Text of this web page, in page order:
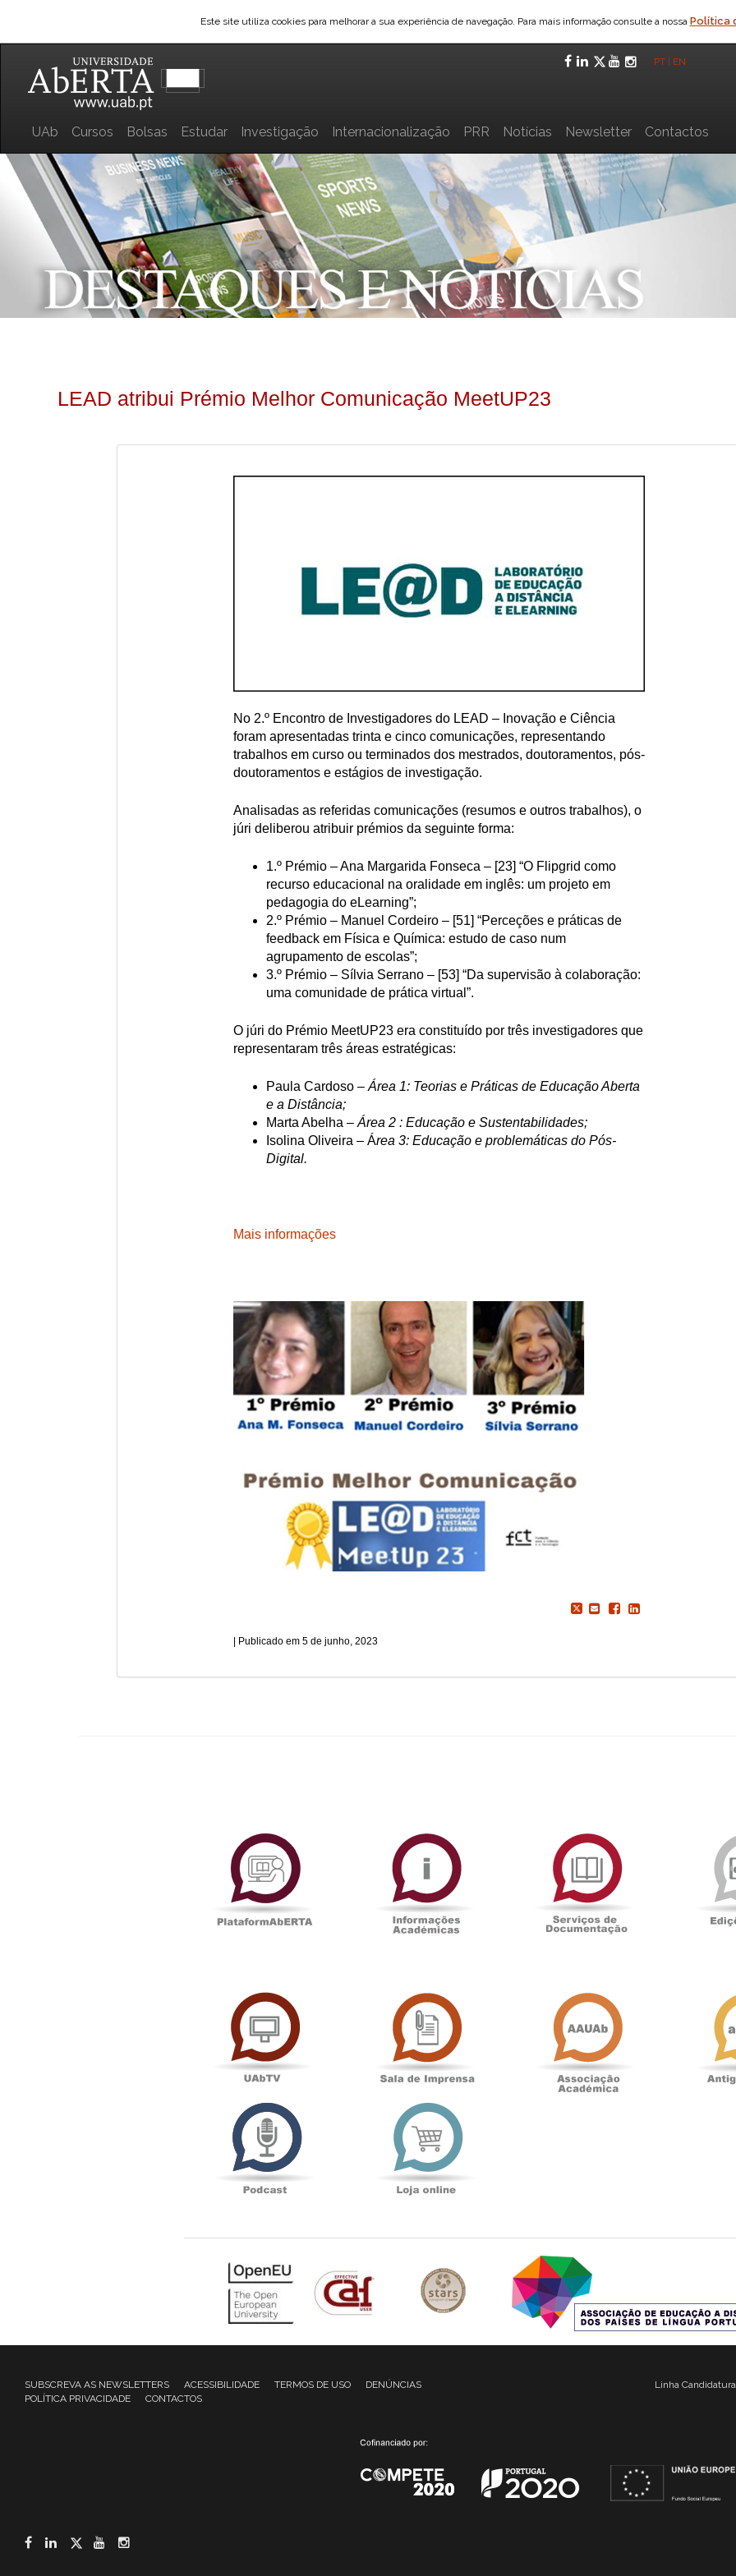
Este site utiliza cookies para melhorar a sua experiência de navegação. Para mais informação consulte a nossa Política
Facebook
LinkedIn
Twitter
YouTube
PT EN
UAb Cursos Bolsas Estudar Investigação Internacionalização PRR Notícias Newsletter Contactos
LEAD atribui Prémio Melhor Comunicação MeetUP23
No 2.º Encontro de Investigadores do LEAD – Inovação e Ciência
foram apresentadas trinta e cinco comunicações, representando
trabalhos em curso ou terminados dos mestrados, doutoramentos, pós-
doutoramentos e estágios de investigação.
Analisadas as referidas comunicações (resumos e outros trabalhos), o
júri deliberou atribuir prémios da seguinte forma:
1.º Prémio – Ana Margarida Fonseca – [23] “O Flipgrid como
recurso educacional na oralidade em inglês: um projeto em
pedagogia do eLearning”;
2.º Prémio – Manuel Cordeiro – [51] “Perceções e práticas de
feedback em Física e Química: estudo de caso num
agrupamento de escolas”;
3.º Prémio – Sílvia Serrano – [53] “Da supervisão à colaboração:
uma comunidade de prática virtual”.
O júri do Prémio MeetUP23 era constituído por três investigadores que
representaram três áreas estratégicas:
Paula Cardoso – Área 1: Teorias e Práticas de Educação Aberta
e a Distância;
Marta Abelha – Área 2 : Educação e Sustentabilidades;
Isolina Oliveira – Área 3: Educação e problemáticas do Pós-
Digital.
Mais informações
5 de junho, 2023
PlataformAberta
Académicas
SUBSCREVA AS NEWSLETTERS ACESSIBILIDADE TERMOS DE USO
DENÚNCIAS
POLÍTICA PRIVACIDADE
CONTACTOS
Linha
Facebook
LinkedIn
Twitter
YouTube